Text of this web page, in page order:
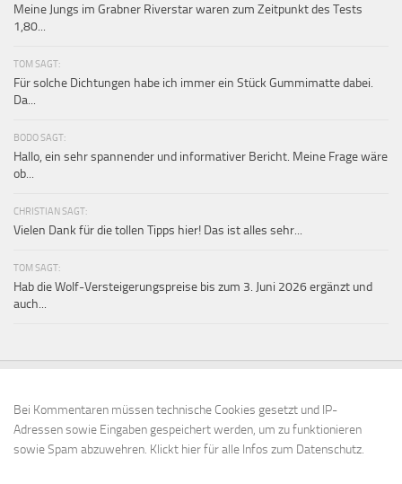
Meine Jungs im Grabner Riverstar waren zum Zeitpunkt des Tests
1,80...
TOM SAGT:
Für solche Dichtungen habe ich immer ein Stück Gummimatte dabei.
Da...
BODO SAGT:
Hallo, ein sehr spannender und informativer Bericht. Meine Frage wäre
ob...
CHRISTIAN SAGT:
Vielen Dank für die tollen Tipps hier! Das ist alles sehr...
TOM SAGT:
Hab die Wolf-Versteigerungspreise bis zum 3. Juni 2026 ergänzt und
auch...
Bei Kommentaren müssen technische Cookies gesetzt und IP-
Adressen sowie Eingaben gespeichert werden, um zu funktionieren
sowie Spam abzuwehren. Klickt hier für alle Infos zum Datenschutz.